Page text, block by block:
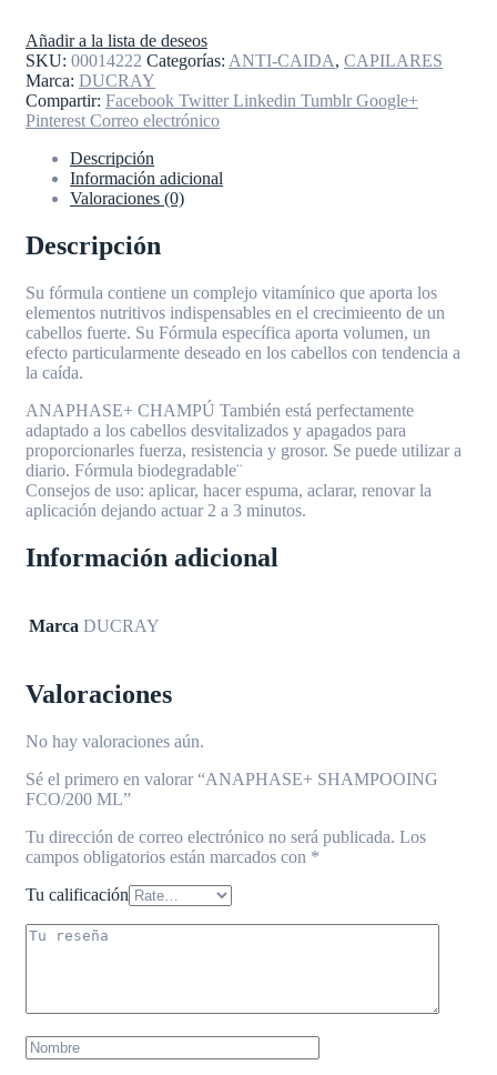
Añadir a la lista de deseos
SKU: 00014222 Categorías: ANTI-CAIDA, CAPILARES
Marca: DUCRAY
Compartir: Facebook Twitter Linkedin Tumblr Google+
Pinterest Correo electrónico
Descripción
Información adicional
Valoraciones (0)
Descripción
Su fórmula contiene un complejo vitamínico que aporta los
elementos nutritivos indispensables en el crecimieento de un
cabellos fuerte. Su Fórmula específica aporta volumen, un
efecto particularmente deseado en los cabellos con tendencia a
la caída.
ANAPHASE+ CHAMPÚ También está perfectamente
adaptado a los cabellos desvitalizados y apagados para
proporcionarles fuerza, resistencia y grosor. Se puede utilizar a
diario. Fórmula biodegradable¨
Consejos de uso: aplicar, hacer espuma, aclarar, renovar la
aplicación dejando actuar 2 a 3 minutos.
Información adicional
Marca DUCRAY
Valoraciones
No hay valoraciones aún.
Sé el primero en valorar “ANAPHASE+ SHAMPOOING
FCO/200 ML”
Tu dirección de correo electrónico no será publicada. Los
campos obligatorios están marcados con *
Tu calificación